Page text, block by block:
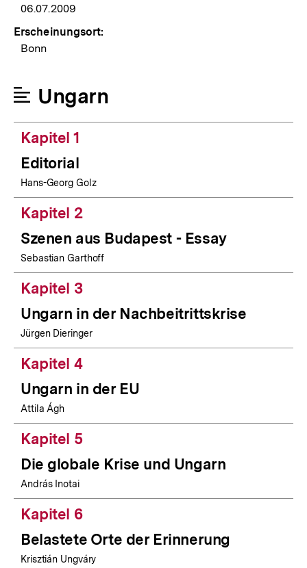
06.07.2009
Erscheinungsort:
Bonn
Ungarn
Kapitel 1
Editorial
Hans-Georg Golz
Kapitel 2
Szenen aus Budapest - Essay
Sebastian Garthoff
Kapitel 3
Ungarn in der Nachbeitrittskrise
Jürgen Dieringer
Kapitel 4
Ungarn in der EU
Attila Ágh
Kapitel 5
Die globale Krise und Ungarn
András Inotai
Kapitel 6
Belastete Orte der Erinnerung
Krisztián Ungváry